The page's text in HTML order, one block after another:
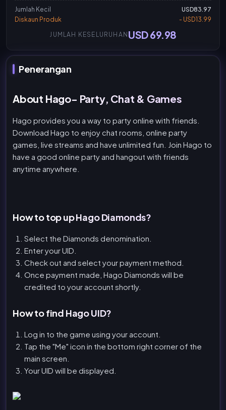
Jumlah Kecil
USD83.97
Diskaun Produk
- USD13.99
JUMLAH KESELURUHAN USD 69.98
Penerangan
About Hago- Party, Chat & Games
Hago provides you a way to party online with friends.
Download Hago to enjoy chat rooms, online party
games, live streams and have unlimited fun. Join Hago to
have a good online party and hangout with friends
anytime anywhere.
How to top up Hago Diamonds?
Select the Diamonds denomination.
Enter your UID.
Check out and select your payment method.
Once payment made, Hago Diamonds will be
credited to your account shortly.
How to find Hago UID?
Log in to the game using your account.
Tap the "Me" icon in the bottom right corner of the
main screen.
Your UID will be displayed.